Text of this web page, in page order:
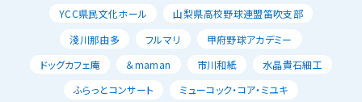
YCC県民文化ホール
山梨県高校野球連盟笛吹支部
淺川那由多
フルマリ
甲府野球アカデミー
ドッグカフェ庵
＆maman 市川和紙
水晶貴石細工
ふらっとコンサート
ミューコック・コア・ミユキ